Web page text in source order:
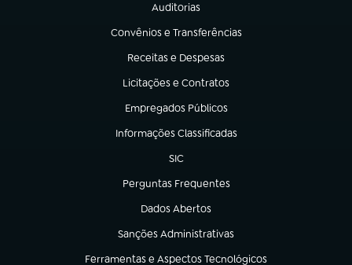
Auditorias
(abre em nova aba)
Convênios e Transferências
(abre em nova aba)
Receitas e Despesas
(abre em nova aba)
Licitações e Contratos
(abre em nova aba)
Empregados Públicos
(abre em nova aba)
Informações Classificadas
(abre em nova aba)
SIC
(abre em nova aba)
Perguntas Frequentes
(abre em nova aba)
Dados Abertos
(abre em nova aba)
Sanções Administrativas
(abre em nova aba)
Ferramentas e Aspectos Tecnológicos